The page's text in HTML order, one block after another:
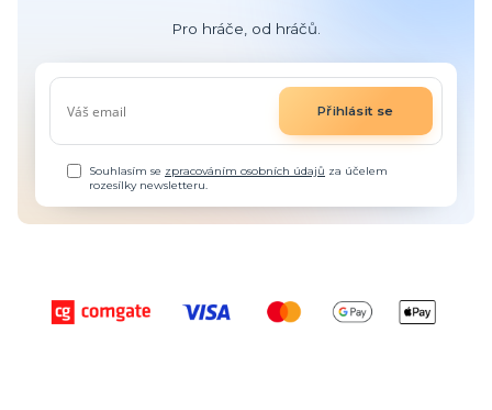
Pro hráče, od hráčů.
Přihlásit se
Souhlasím se zpracováním osobních údajů za účelem
rozesílky newsletteru.